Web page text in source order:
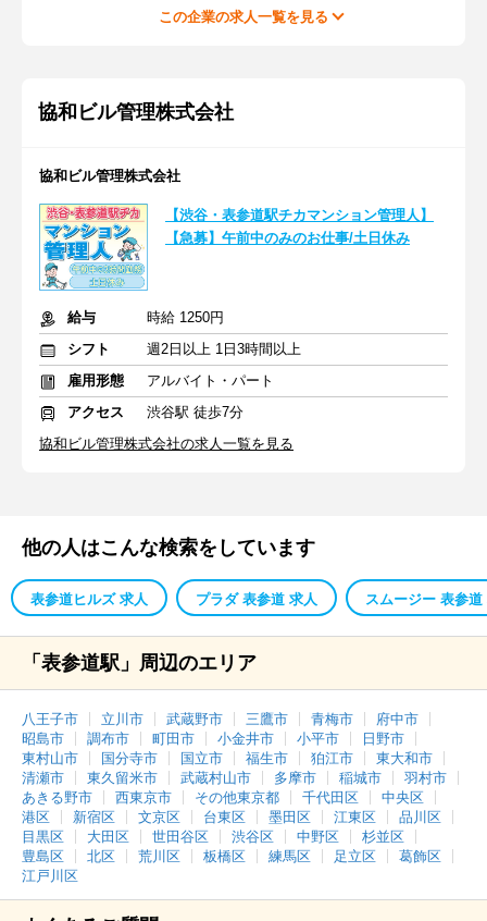
この企業の求人一覧を見る
協和ビル管理株式会社
協和ビル管理株式会社
【渋谷・表参道駅チカマンション管理人】
【急募】午前中のみのお仕事/土日休み
給与
時給 1250円
シフト
週2日以上 1日3時間以上
雇用形態
アルバイト・パート
アクセス
渋谷駅 徒歩7分
協和ビル管理株式会社の求人一覧を見る
他の人はこんな検索をしています
表参道ヒルズ 求人 プラダ 表参道 求人 スムージー 表参道
「表参道駅」周辺のエリア
八王子市 立川市 武蔵野市 三鷹市 青梅市
府中市
昭島市
調布市 町田市 小金井市 小平市
日野市
東村山市
国分寺市 国立市 福生市 狛江市
東大和市
清瀬市
東久留米市 武蔵村山市 多摩市 稲城市
羽村市
あきる野市
西東京市 その他東京都 千代田区
中央区
港区
新宿区 文京区 台東区 墨田区 江東区
品川区
目黒区
大田区 世田谷区 渋谷区 中野区
杉並区
豊島区
北区 荒川区 板橋区 練馬区 足立区
葛飾区
江戸川区